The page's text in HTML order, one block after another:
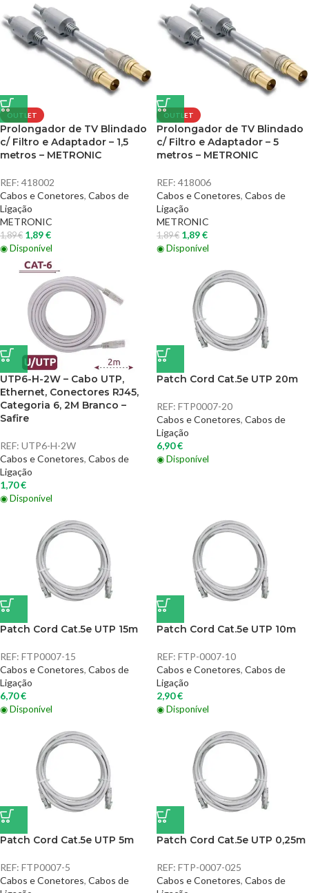
OUTLET
Prolongador de TV Blindado
c/ Filtro e Adaptador – 1,5
metros – METRONIC
REF: 418002
Cabos e Conetores, Cabos de
Ligação
METRONIC
1,89€ 1,89€
◉ Disponível
OUTLET
Prolongador de TV Blindado
c/ Filtro e Adaptador – 5
metros – METRONIC
REF: 418006
Cabos e Conetores, Cabos de
Ligação
METRONIC
1,89€ 1,89€
◉ Disponível
UTP6-H-2W – Cabo UTP,
Ethernet, Conectores RJ45,
Categoria 6, 2M Branco –
Safire
REF: UTP6-H-2W
Cabos e Conetores, Cabos de
Ligação
1,70€
◉ Disponível
Patch Cord Cat.5e UTP 20m
REF: FTP0007-20
Cabos e Conetores, Cabos de
Ligação
6,90€
◉ Disponível
Patch Cord Cat.5e UTP 15m
REF: FTP0007-15
Cabos e Conetores, Cabos de
Ligação
6,70€
◉ Disponível
Patch Cord Cat.5e UTP 10m
REF: FTP-0007-10
Cabos e Conetores, Cabos de
Ligação
2,90€
◉ Disponível
Patch Cord Cat.5e UTP 5m
REF: FTP0007-5
Cabos e Conetores, Cabos de
Patch Cord Cat.5e UTP 0,25m
REF: FTP-0007-025
Cabos e Conetores, Cabos de